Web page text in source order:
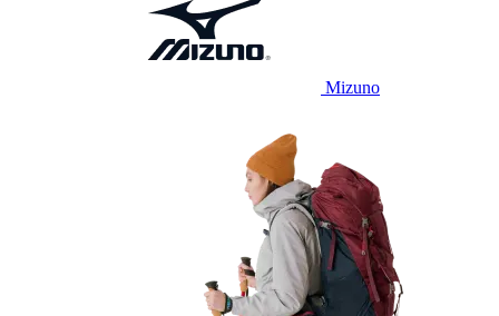
Mizuno